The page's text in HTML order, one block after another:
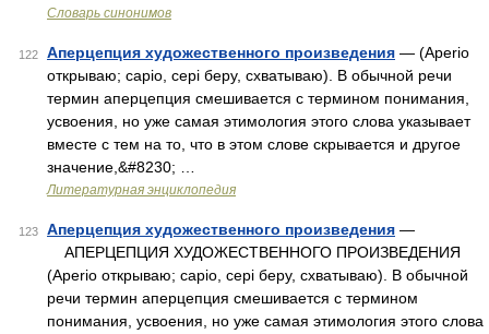
Словарь синонимов
122 Аперцепция художественного произведения — (Aperio
открываю; capio, cepi беру, схватываю). В обычной речи
термин аперцепция смешивается с термином понимания,
усвоения, но уже самая этимология этого слова указывает
вместе с тем на то, что в этом слове скрывается и другое
значение,&#8230; …
Литературная энциклопедия
123 Аперцепция художественного произведения —
АПЕРЦЕПЦИЯ ХУДОЖЕСТВЕННОГО ПРОИЗВЕДЕНИЯ
(Aperio открываю; capio, cepi беру, схватываю). В обычной
речи термин аперцепция смешивается с термином
понимания, усвоения, но уже самая этимология этого слова